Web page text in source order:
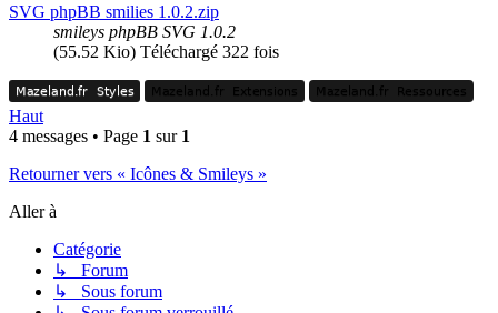
SVG phpBB smilies 1.0.2.zip
smileys phpBB SVG 1.0.2
(55.52 Kio) Téléchargé 322 fois
Mazeland.fr
Mazeland.fr Styles
Styles Mazeland.fr
Mazeland.fr Extensions
Extensions Mazeland.fr
Mazeland.fr Ressources
Ressources
Haut
4 messages • Page 1 sur 1
Retourner vers « Icônes & Smileys »
Aller à
Catégorie
↳ Forum
↳ Sous forum